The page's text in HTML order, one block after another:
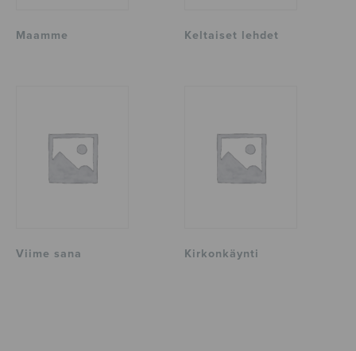
Maamme Keltaiset lehdet
Viime sana Kirkonkäynti